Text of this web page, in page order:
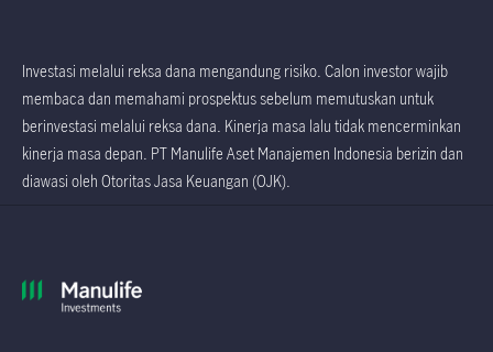
Investasi melalui reksa dana mengandung risiko. Calon investor wajib
membaca dan memahami prospektus sebelum memutuskan untuk
berinvestasi melalui reksa dana. Kinerja masa lalu tidak mencerminkan
kinerja masa depan. PT Manulife Aset Manajemen Indonesia berizin dan
diawasi oleh Otoritas Jasa Keuangan (OJK).